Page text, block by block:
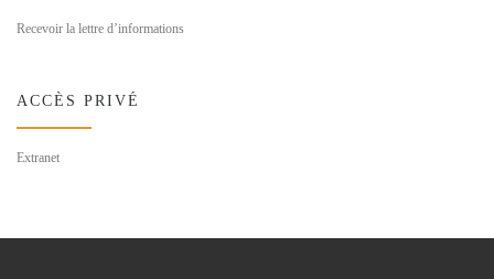
Recevoir la lettre d’informations
ACCÈS PRIVÉ
Extranet